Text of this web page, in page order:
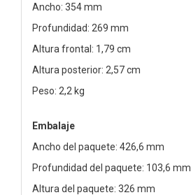
Ancho: 354 mm
Profundidad: 269 mm
Altura frontal: 1,79 cm
Altura posterior: 2,57 cm
Peso: 2,2 kg
Embalaje
Ancho del paquete: 426,6 mm
Profundidad del paquete: 103,6 mm
Altura del paquete: 326 mm